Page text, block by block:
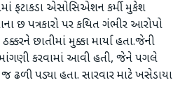
ફટાકડા એસોસિએશન કર્મી મુકેશ
છ પત્રકારો પર કથિત ગંભીર આરોપો
છાતીમાં મુક્કા માર્યા હતા.જેની
માંગણી કરવામાં આવી હતી, જેને પગલે
પડ્યા હતા. સારવાર માટે ખસેડાયા